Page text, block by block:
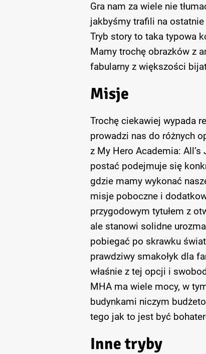
Gra nam za wiele nie
jakbyśmy trafili na
Tryb story to taka typowa
Mamy trochę obrazków z
fabularny z większości
Misje
Trochę ciekawiej wypada
prowadzi nas do różnych
z My Hero Academia:
postać podejmuje się
gdzie mamy wykonać
misje poboczne i
przygodowym tytułem z
ale stanowi solidne
pobiegać po skrawku
prawdziwy smakołyk dla
właśnie z tej opcji i
MHA ma wiele mocy, w
budynkami niczym
tego jak to jest być
Inne tryby